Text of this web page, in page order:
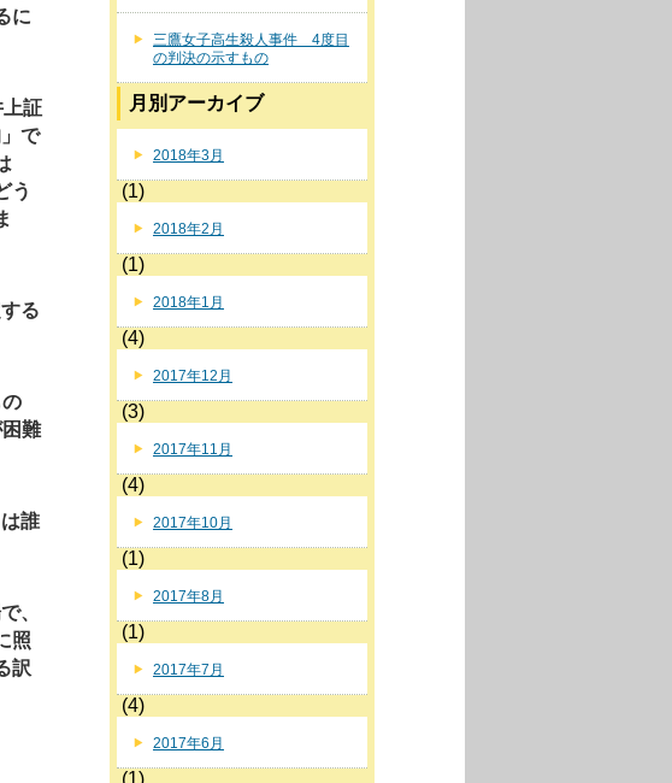
に
証
で
う
る
難
誰
、
照
訳
三鷹女子高生殺人事件 4度目
の判決の示すもの
月別アーカイブ
2018年3月
(1)
2018年2月
(1)
2018年1月
(4)
2017年12月
(3)
2017年11月
(4)
2017年10月
(1)
2017年8月
(1)
2017年7月
(4)
2017年6月
(1)